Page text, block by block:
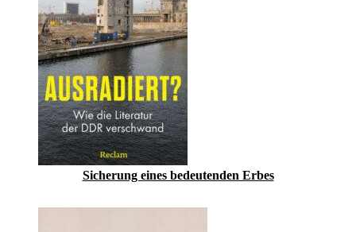
Sicherung eines bedeutenden Erbes